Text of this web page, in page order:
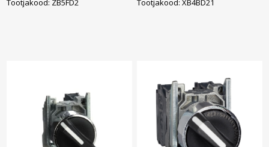
Tootjakood: ZB5FD2 Tootjakood: XB4BD21